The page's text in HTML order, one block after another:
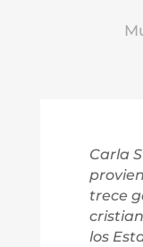
Carla
trece
los